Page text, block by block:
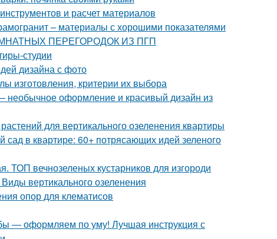
и расчет материалов
– материалы с хорошими показателями
ПЕРЕГОРОДОК ИЗ ПГП
студии
дизайна с фото
изготовления, критерии их выбора
оформление и красивый дизайн из
для вертикального озеленения квартиры
в квартире: 60+ потрясающих идей зеленого
ТОП вечнозеленых кустарников для изгороди
вертикального озеленения
опор для клематисов
— оформляем по уму! Лучшая инструкция с